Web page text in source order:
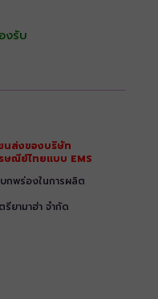
งรับ
นส่งของบริษัท
ษณีย์ไทยแบบ EMS
กพร่องในการผลิต
ยามาฮ่า จำกัด